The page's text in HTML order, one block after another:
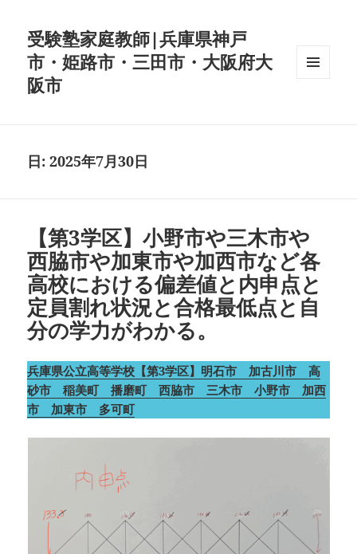
受験塾家庭教師|兵庫県神戸
市・姫路市・三田市・大阪府大
阪市
日:2025年7月30日
【第3学区】小野市や三木市や
西脇市や加東市や加西市など各
高校における偏差値と内申点と
定員割れ状況と合格最低点と自
分の学力がわかる。
兵庫県公立高等学校【第3学区】明石市 加古川市 高
砂市 稲美町 播磨町 西脇市 三木市 小野市 加西
市 加東市 多可町